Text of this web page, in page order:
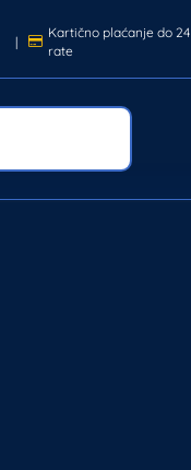
|
Kartično plaćanje do 24
rate